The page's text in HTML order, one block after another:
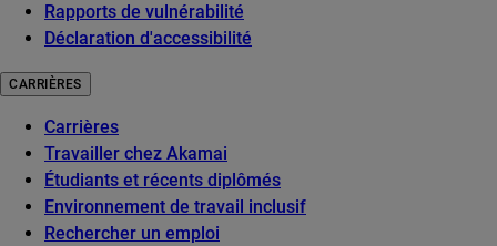
Rapports de vulnérabilité
Déclaration d'accessibilité
CARRIÈRES
Carrières
Travailler chez Akamai
Étudiants et récents diplômés
Environnement de travail inclusif
Rechercher un emploi